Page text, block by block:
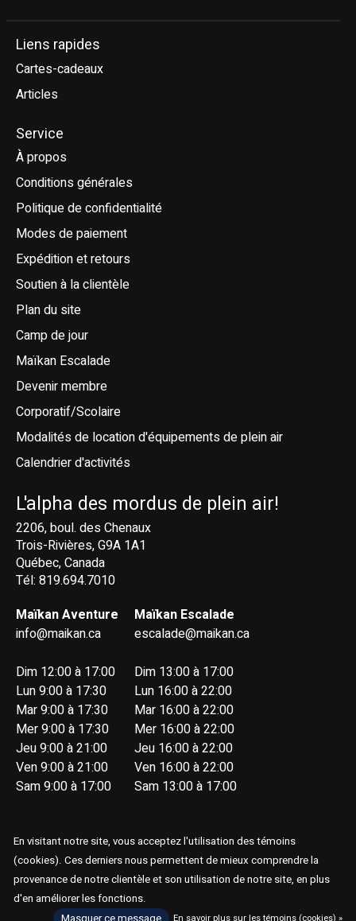
Liens rapides
Cartes-cadeaux
Articles
Service
À propos
Conditions générales
Politique de confidentialité
Modes de paiement
Expédition et retours
Soutien à la clientèle
Plan du site
Camp de jour
Maïkan Escalade
Devenir membre
Corporatif/Scolaire
Modalités de location d'équipements de plein air
Calendrier d'activités
L'alpha des mordus de plein air!
2206, boul. des Chenaux
Trois-Rivières, G9A 1A1
Québec, Canada
Tél: 819.694.7010
Maïkan Aventure
info@maikan.ca
Dim 12:00 à 17:00
Lun 9:00 à 17:30
Mar 9:00 à 17:30
Mer 9:00 à 17:30
Jeu 9:00 à 21:00
Ven 9:00 à 21:00
Sam 9:00 à 17:00
Maïkan Escalade
escalade@maikan.ca
Dim 13:00 à 17:00
Lun 16:00 à 22:00
Mar 16:00 à 22:00
Mer 16:00 à 22:00
Jeu 16:00 à 22:00
Ven 16:00 à 22:00
Sam 13:00 à 17:00
© Copyright 2026 Maïkan Aventure
En visitant notre site, vous acceptez l'utilisation des témoins
(cookies). Ces derniers nous permettent de mieux comprendre la
provenance de notre clientèle et son utilisation de notre site, en plus
d'en améliorer les fonctions.